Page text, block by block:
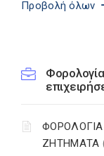
Προβολή όλων
ΖΗΤΗΜΑΤΑ